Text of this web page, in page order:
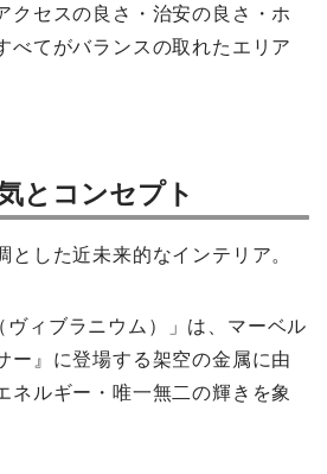
クセスの良さ・治安の良さ・ホ
べてがバランスの取れたエリア
とコンセプト
とした近未来的なインテリア。
ィブラニウム）」は、マーベル
ー』に登場する架空の金属に由
ネルギー・唯一無二の輝きを象